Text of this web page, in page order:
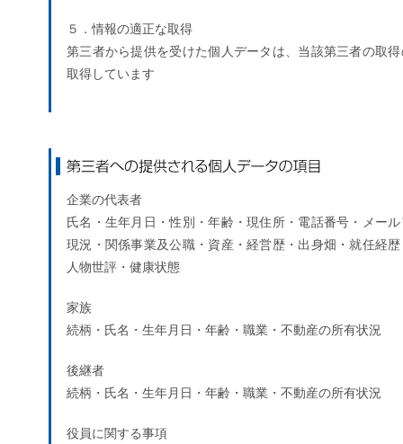
５．情報の適正な取得
第三者から提供を受けた個人データは、当該第三者の取
取得しています
企業の代表者
氏名・生年月日・性別・年齢・現住所・電話番号・メー
現況・関係事業及公職・資産・経営歴・出身畑・就任経
人物世評・健康状態
家族
続柄・氏名・生年月日・年齢・職業・不動産の所有状況
後継者
続柄・氏名・生年月日・年齢・職業・不動産の所有状況
役員に関する事項